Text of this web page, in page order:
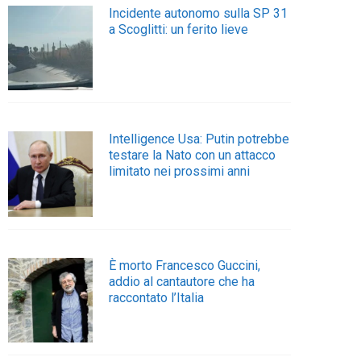
Incidente autonomo sulla SP 31
a Scoglitti: un ferito lieve
Intelligence Usa: Putin potrebbe
testare la Nato con un attacco
limitato nei prossimi anni
È morto Francesco Guccini,
addio al cantautore che ha
raccontato l’Italia